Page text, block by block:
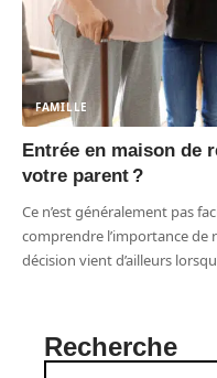
FAMILLE
Entrée en maison de
votre parent ?
Ce n’est généralement pas
comprendre l’importance
décision vient d’ailleurs
Recherche